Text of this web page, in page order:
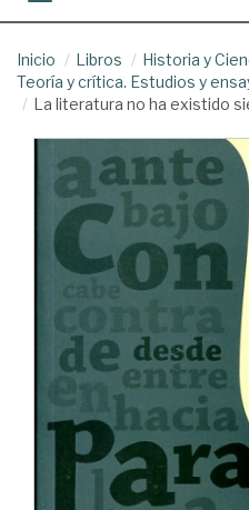
Inicio Libros Historia y
Teoría y crítica. Estudios y
La literatura no ha existido